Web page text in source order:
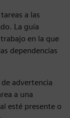
a las
La guía
en la que
dependencias
advertencia
a una
esté presente o